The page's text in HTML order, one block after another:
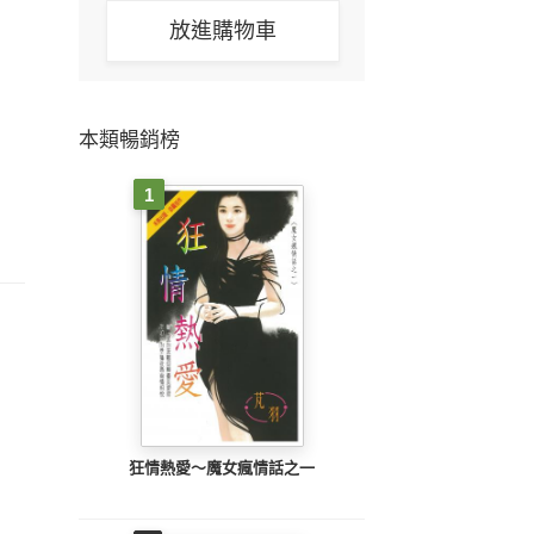
放進購物車
本類暢銷榜
1
狂情熱愛～魔女瘋情話之一